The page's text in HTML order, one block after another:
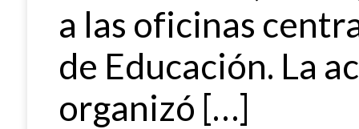
a las oficinas
de Educación. La
organizó […]